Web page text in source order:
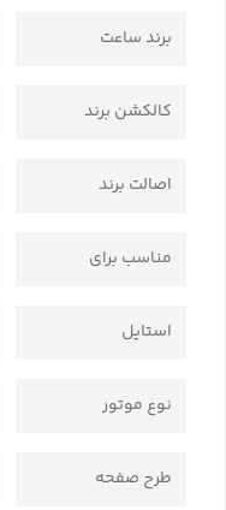
برند ساعت
کالکشن برند
اصالت برند
مناسب برای
استایل
نوع موتور
طرح صفحه